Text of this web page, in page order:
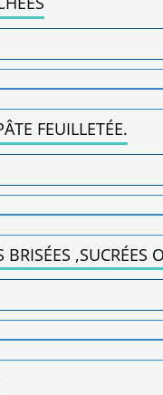
FEUILLETÉE.
BRISÉES ,SUCRÉES